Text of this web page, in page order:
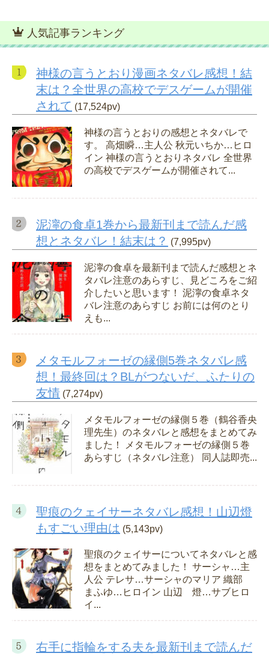
人気記事ランキング
神様の言うとおり漫画ネタバレ感想！結
末は？全世界の高校でデスゲームが開催
されて (17,524pv)
神様の言うとおりの感想とネタバレで
す。 高畑瞬…主人公 秋元いちか…ヒロ
イン 神様の言うとおりネタバレ 全世界
の高校でデスゲームが開催されて...
泥濘の食卓1巻から最新刊まで読んだ感
想とネタバレ！結末は？ (7,995pv)
泥濘の食卓を最新刊まで読んだ感想とネ
タバレ注意のあらすじ、見どころをご紹
介したいと思います！ 泥濘の食卓ネタ
バレ注意のあらすじ お前には何のとり
えも...
メタモルフォーゼの縁側5巻ネタバレ感
想！最終回は？BLがつないだ、ふたりの
友情 (7,274pv)
メタモルフォーゼの縁側５巻（鶴谷香央
理先生）のネタバレと感想をまとめてみ
ました！ メタモルフォーゼの縁側５巻
あらすじ（ネタバレ注意） 同人誌即売...
聖痕のクェイサーネタバレ感想！山辺燈
もすごい理由は (5,143pv)
聖痕のクェイサーについてネタバレと感
想をまとめてみました！ サーシャ…主
人公 テレサ…サーシャのマリア 織部
まふゆ…ヒロイン 山辺 燈…サブヒロ
イ...
右手に指輪をする夫を最新刊まで読んだ